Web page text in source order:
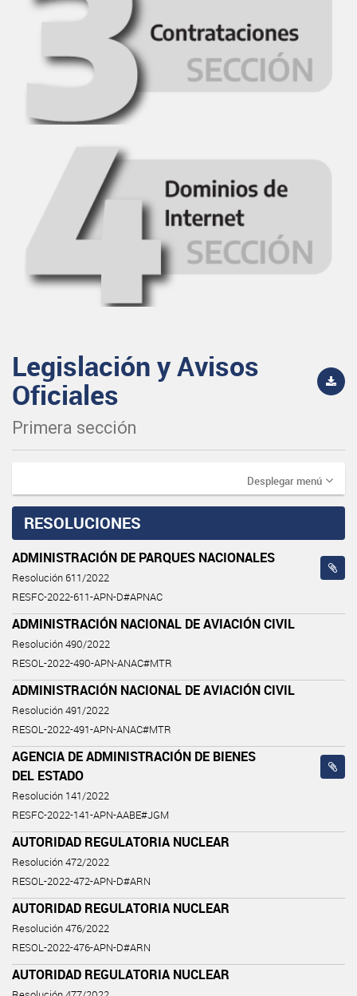
Legislación y Avisos
Oficiales
Primera sección
Desplegar menú
RESOLUCIONES
ADMINISTRACIÓN DE PARQUES NACIONALES
Resolución 611/2022
RESFC-2022-611-APN-D#APNAC
ADMINISTRACIÓN NACIONAL DE AVIACIÓN CIVIL
Resolución 490/2022
RESOL-2022-490-APN-ANAC#MTR
ADMINISTRACIÓN NACIONAL DE AVIACIÓN CIVIL
Resolución 491/2022
RESOL-2022-491-APN-ANAC#MTR
AGENCIA DE ADMINISTRACIÓN DE BIENES
DEL ESTADO
Resolución 141/2022
RESFC-2022-141-APN-AABE#JGM
AUTORIDAD REGULATORIA NUCLEAR
Resolución 472/2022
RESOL-2022-472-APN-D#ARN
AUTORIDAD REGULATORIA NUCLEAR
Resolución 476/2022
RESOL-2022-476-APN-D#ARN
AUTORIDAD REGULATORIA NUCLEAR